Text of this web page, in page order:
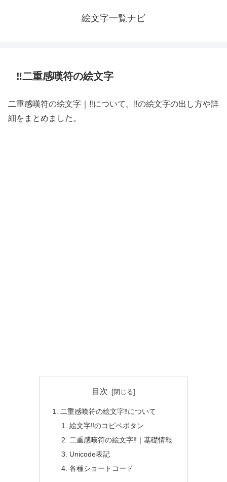
絵文字一覧ナビ
‼️二重感嘆符の絵文字
二重感嘆符の絵文字｜‼️について。‼️の絵文字の出し方や詳
細をまとめました。
目次
二重感嘆符の絵文字‼️について
絵文字‼️のコピペボタン
二重感嘆符の絵文字‼️｜基礎情報
Unicode表記
各種ショートコード